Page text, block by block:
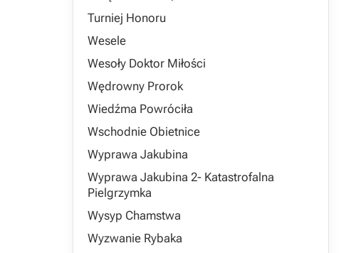
Turniej Honoru
Wesele
Wesoły Doktor Miłości
Wędrowny Prorok
Wiedźma Powróciła
Wschodnie Obietnice
Wyprawa Jakubina
Wyprawa Jakubina 2- Katastrofalna
Pielgrzymka
Wysyp Chamstwa
Wyzwanie Rybaka